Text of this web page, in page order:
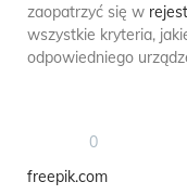
zaopatrzyć się w
wszystkie kryteria,
odpowiedniego
0
freepik.com